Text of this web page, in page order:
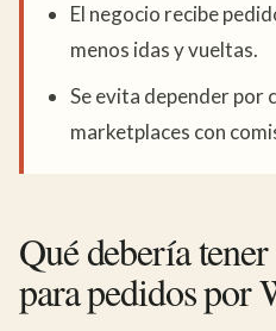
El negocio recibe
menos idas y vueltas.
Se evita depender por
marketplaces con
Qué debería
para pedidos por